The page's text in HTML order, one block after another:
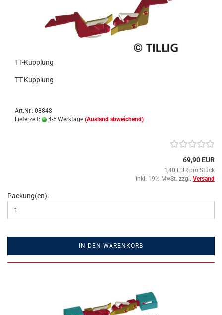
TT-Kupplung
TT-Kupplung
Art.Nr.: 08848
Lieferzeit:
4-5 Werktage (Ausland abweichend)
69,90 EUR
1,40 EUR pro Stück
inkl. 19% MwSt. zzgl. Versand
Packung(en):
IN DEN WARENKORB